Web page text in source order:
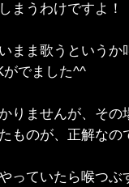
まうわけですよ！
まま歌うという
がでました^^
りませんが、そ
ものが、正解なの
っていたら喉つぶ